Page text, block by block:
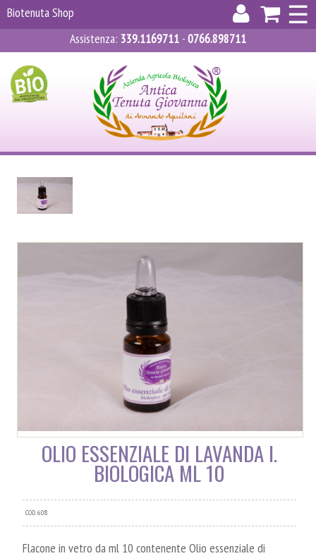
Assistenza: 339.1169711 -0766.898711
Biotenuta Shop ☰
×
OLIO ESSENZIALE DI LAVANDA I.
BIOLOGICA ML 10
COD. 608
Flacone in vetro da ml 10 contenente Olio essenziale di